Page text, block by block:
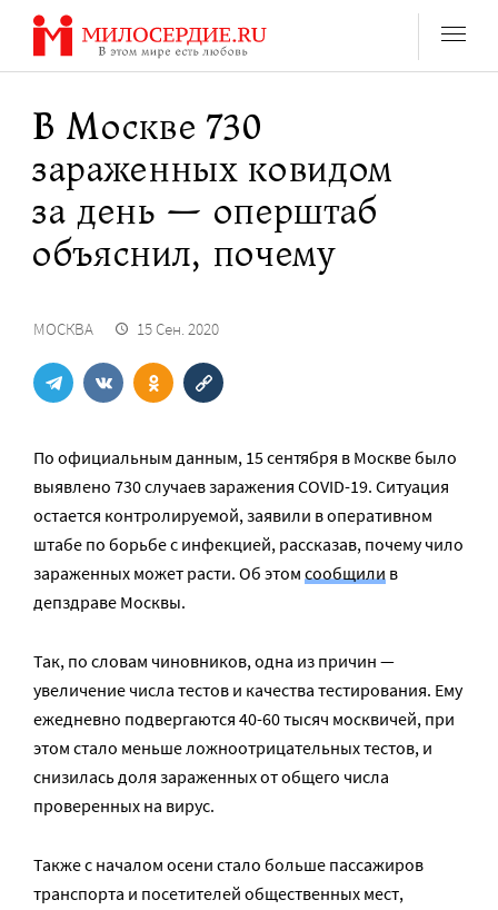
Перейти
содержанию
В Москве 730
зараженных ковидом
за день — оперштаб
объяснил, почему
МОСКВА 15 Сен. 2020
По официальным данным, 15 сентября в Москве было
выявлено 730 случаев заражения COVID-19. Ситуация
остается контролируемой, заявили в оперативном
штабе по борьбе с инфекцией, рассказав, почему чило
зараженных может расти. Об этом сообщили в
депздраве Москвы.
Так, по словам чиновников, одна из причин —
увеличение числа тестов и качества тестирования. Ему
ежедневно подвергаются 40-60 тысяч москвичей, при
этом стало меньше ложноотрицательных тестов, и
снизилась доля зараженных от общего числа
проверенных на вирус.
Также с началом осени стало больше пассажиров
транспорта и посетителей общественных мест,